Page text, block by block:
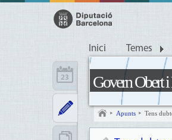
Inici Temes
Govern Obert
Apunts Tens